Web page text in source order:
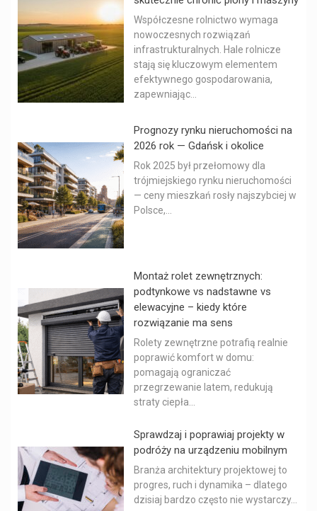
Współczesne rolnictwo wymaga
nowoczesnych rozwiązań
infrastrukturalnych. Hale rolnicze
stają się kluczowym elementem
efektywnego gospodarowania,
zapewniając...
Prognozy rynku nieruchomości na
2026 rok — Gdańsk i okolice
Rok 2025 był przełomowy dla
trójmiejskiego rynku nieruchomości
— ceny mieszkań rosły najszybciej w
Polsce,...
Montaż rolet zewnętrznych:
podtynkowe vs nadstawne vs
elewacyjne – kiedy które
rozwiązanie ma sens
Rolety zewnętrzne potrafią realnie
poprawić komfort w domu:
pomagają ograniczać
przegrzewanie latem, redukują
straty ciepła...
Sprawdzaj i poprawiaj projekty w
podróży na urządzeniu mobilnym
Branża architektury projektowej to
progres, ruch i dynamika – dlatego
dzisiaj bardzo często nie wystarczy...